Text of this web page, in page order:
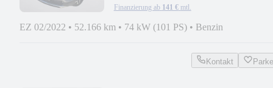
Finanzierung ab 141 € mtl.
EZ 02/2022 • 52.166 km • 74 kW (101 PS) • Benzin
Kontakt